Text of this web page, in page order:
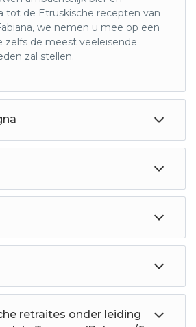
tot de Etruskische recepten van
we nemen u mee op een
zelfs de meest veeleisende
zal stellen.
retraites onder leiding